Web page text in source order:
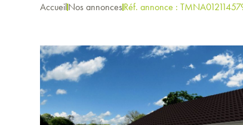
AccueilNos annoncesRéf. annonce :